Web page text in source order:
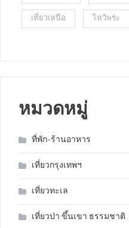
เที่ยวเหนือ ไหว้พระ
หมวดหมู่
ที่พัก-ร้านอาหาร
เที่ยวกรุงเทพฯ
เที่ยวทะเล
เที่ยวป่า ขึ้นเขา ธรรมชาติ